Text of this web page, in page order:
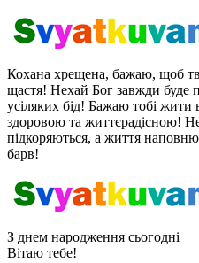
Кохана хрещена, бажаю, щоб
щастя! Нехай Бог завжди буде
усіляких бід! Бажаю тобі жити
здоровою та життєрадісною!
підкоряються, а життя
барв!
З днем ​​народження сьогодні
Вітаю тебе!